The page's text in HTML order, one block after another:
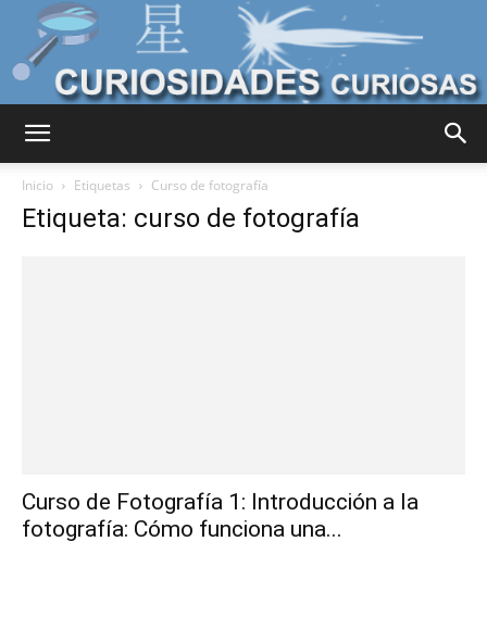
Inicio Etiquetas Curso de fotografía
Etiqueta: curso de fotografía
Curso de Fotografía 1: Introducción a la
fotografía: Cómo funciona una...